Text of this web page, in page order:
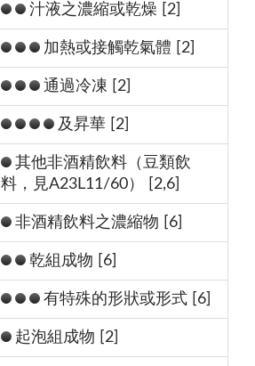
汁液之濃縮或乾燥 [2]
加熱或接觸乾氣體 [2]
通過冷凍 [2]
及昇華 [2]
其他非酒精飲料（豆類飲
料，見A23L11/60） [2,6]
非酒精飲料之濃縮物 [6]
乾組成物 [6]
有特殊的形狀或形式 [6]
起泡組成物 [2]